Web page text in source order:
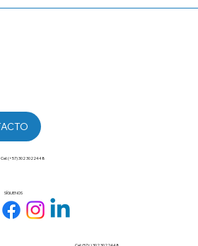
SÍGUENOS
Cel: (+57) 302 3022448
Cel: (57+) 302 3022448